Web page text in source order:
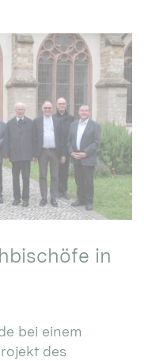
in
bei einem
des